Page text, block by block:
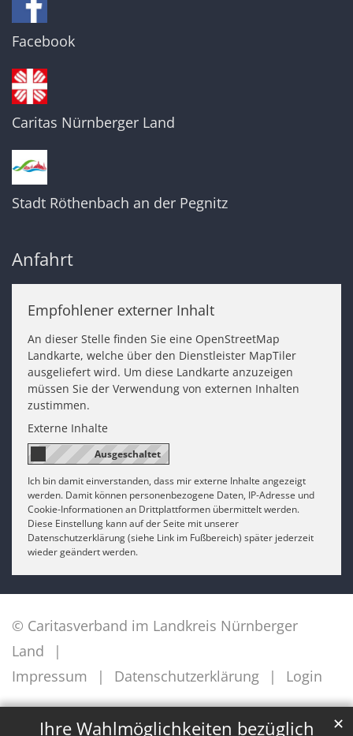
Ihre Wahlmöglichkeiten bezüglich ✕
Facebook
Caritas Nürnberger Land
Stadt Röthenbach an der Pegnitz
Anfahrt
Empfohlener externer Inhalt
An dieser Stelle finden Sie eine OpenStreetMap
Landkarte, welche über den Dienstleister MapTiler
ausgeliefert wird. Um diese Landkarte anzuzeigen
müssen Sie der Verwendung von externen Inhalten
zustimmen.
Externe Inhalte
Ich bin damit einverstanden, dass mir externe Inhalte angezeigt
werden. Damit können personenbezogene Daten, IP-Adresse und
Cookie-Informationen an Drittplattformen übermittelt werden.
Diese Einstellung kann auf der Seite mit unserer
Datenschutzerklärung (siehe Link im Fußbereich) später jederzeit
wieder geändert werden.
© Caritasverband im Landkreis Nürnberger
Land
Impressum
Datenschutzerklärung Login